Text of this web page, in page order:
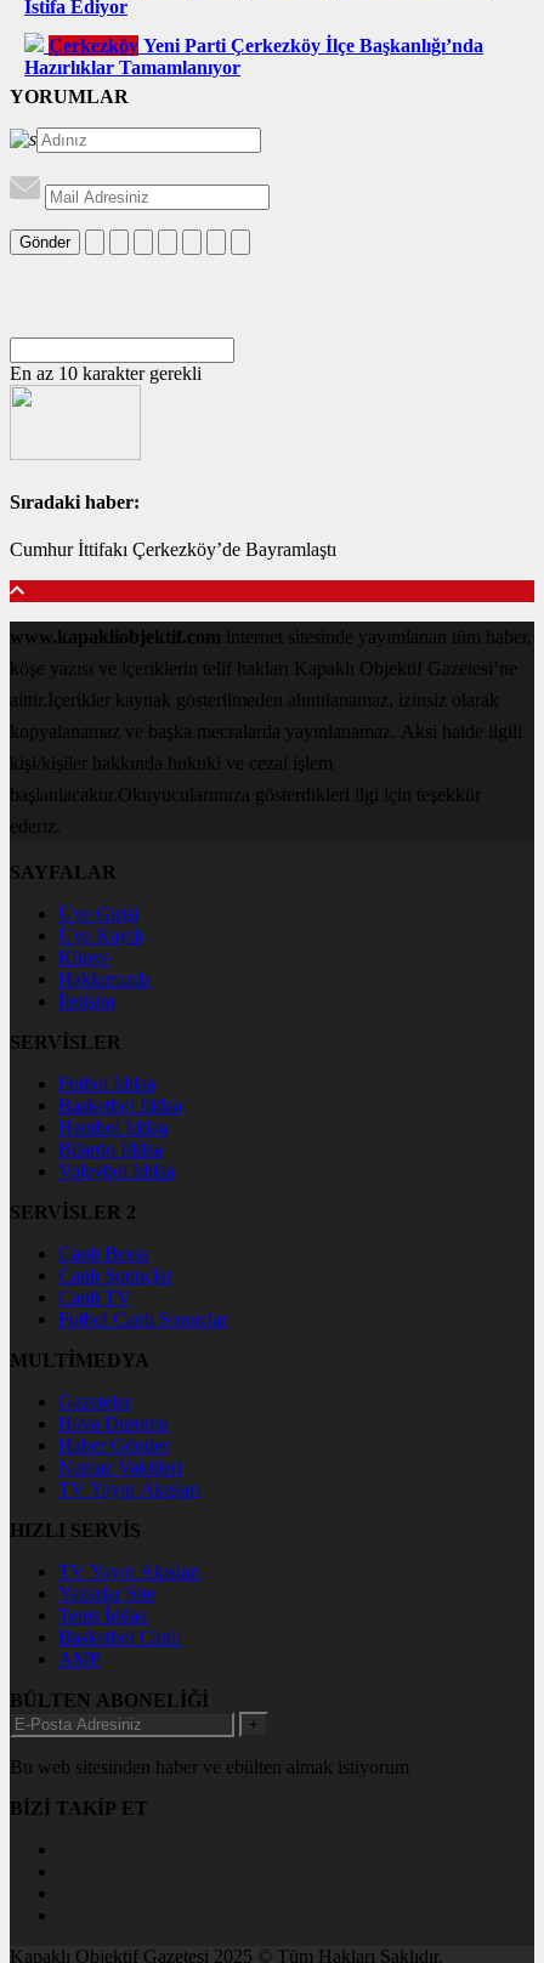
İstifa Ediyor
Çerkezköy Yeni Parti Çerkezköy İlçe Başkanlığı’nda
Hazırlıklar Tamamlanıyor
YORUMLAR
Gönder
En az 10 karakter gerekli
Sıradaki haber:
Cumhur İttifakı Çerkezköy’de Bayramlaştı
www.kapakliobjektif.com internet sitesinde yayımlanan tüm haber,
köşe yazısı ve içeriklerin telif hakları Kapaklı Objektif Gazetesi’ne
aittir.İçerikler kaynak gösterilmeden alıntılanamaz, izinsiz olarak
kopyalanamaz ve başka mecralarda yayınlanamaz. Aksi halde ilgili
kişi/kişiler hakkında hukuki ve cezai işlem
başlatılacaktır.Okuyucularımıza gösterdikleri ilgi için teşekkür
ederiz.
SAYFALAR
Üye Girişi
Üye Kaydı
Künye
Hakkımızda
İletişim
SERVİSLER
Futbol İddaa
Basketbol İddaa
Hentbol İddaa
Bilardo İddaa
Voleybol İddaa
SERVİSLER 2
Canlı Borsa
Canlı Sonuçlar
Canlı TV
Futbol Canlı Sonuçlar
MULTİMEDYA
Gazeteler
Hava Durumu
Haber Gönder
Namaz Vakitleri
TV Yayın Akışları
HIZLI SERVİS
TV Yayın Akışları
Yazarlar Site
Tenis İddaa
Basketbol Canlı
AMP
BÜLTEN ABONELİĞİ
+
Bu web sitesinden haber ve ebülten almak istiyorum
BİZİ TAKİP ET
Kapaklı Objektif Gazetesi 2025 © Tüm Hakları Saklıdır.